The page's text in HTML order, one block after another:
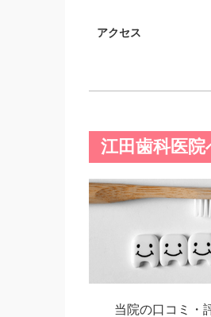
アクセス
江田歯科医院
当院の口コミ・評